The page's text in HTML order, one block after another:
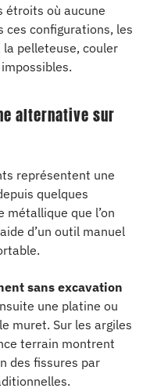
étroits où aucune
ces configurations, les
pelleteuse, couler
alternative sur
représentent une
quelques
métallique que l’on
d’un outil manuel
sans excavation
une platine ou
muret. Sur les argiles
terrain montrent
des fissures par